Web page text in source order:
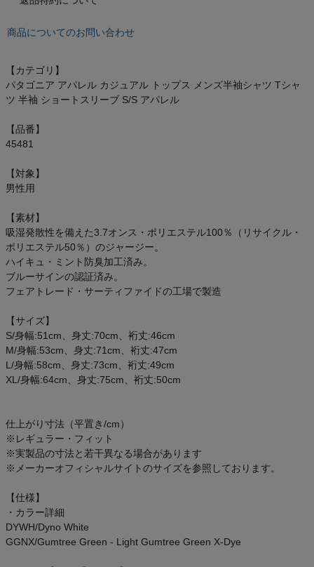
オン On
ベースボールマリオ（野球商品）
お気に入り
ご利用ガイド
クーポン一覧
商品レビュー
プロテイン・サプリメントまとめ買い
スタッフコーディネート
商品についてのお問い合わせ
【カテゴリ】
パタゴニア アパレル カジュアル トップス メンズ半袖シャツ Tシャ
ツ 半袖 ショートスリーブ S/S アパレル
【品番】
45481
【対象】
男性用
【素材】
吸湿発散性を備えた3.7オンス・ポリエステル100％（リサイクル・
ポリエステル50％）のジャージー。
ハイキュ・ミント防臭加工済み。
ブルーサインの認証済み。
フェアトレード・サーティファイドの工場で製造
【サイズ】
S/身幅:51cm、身丈:70cm、裄丈:46cm
M/身幅:53cm、身丈:71cm、裄丈:47cm
L/身幅:58cm、身丈:73cm、裄丈:49cm
XL/身幅:64cm、身丈:75cm、裄丈:50cm
仕上がり寸法（平置き/cm）
※レギュラー・フィット
※実製品の寸法と若干異なる場合があります
※メーカーオフィシャルサイトのサイズを参照しております。
【仕様】
・カラー詳細
DYWH/Dyno White
GGNX/Gumtree Green - Light Gumtree Green X-Dye